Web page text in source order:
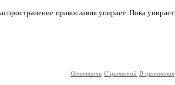
православия упирает. Пока упирает
Ответить С цитатой В цитатник